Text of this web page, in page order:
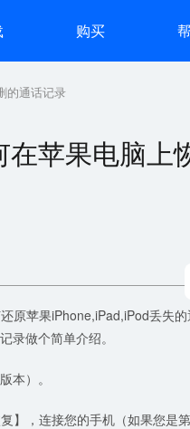
购买
的通话记录
苹果电脑上
原苹果iPhone,iPad,iPod丢失
录做个简单介绍。
本）。
】，连接您的手机（如果您是